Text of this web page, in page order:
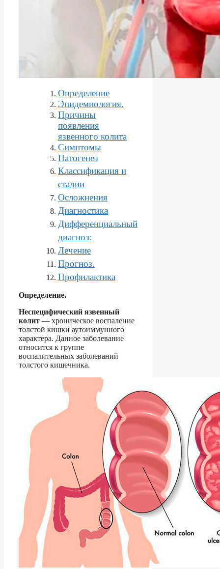
Определение
Эпидемиология.
Причины
появления
язвенного колита
Симптомы
Патогенез
Классификация и
стадии
Осложнения
Диагностика
Дифференциальный
диагноз:
Лечение
Прогноз.
Профилактика
Определение.
Неспецифический язвенный
колит — хроническое воспаление
толстой кишки аутоиммунного
характера. Данное заболевание
относится к группе
воспалительных заболеваний
толстого кишечника.